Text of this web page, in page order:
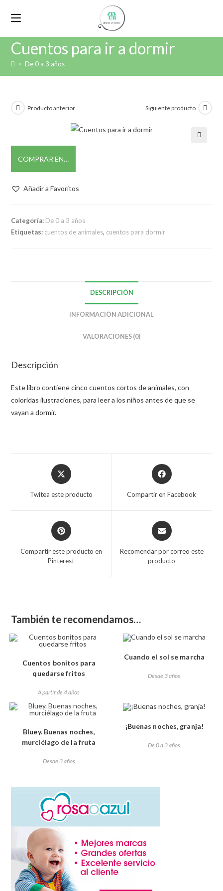
Cuentos para ir a dormir
> De 0 a 3 años
Producto anterior Siguiente producto
COMPRAR EN…
Añadir a Favoritos
Categoría: De 0 a 3 años
Etiquetas: cuentos de animales, cuentos para dormir
DESCRIPCIÓN
INFORMACIÓN ADICIONAL
VALORACIONES (0)
Descripción
Este libro contiene cinco cuentos cortos de animales, con
coloridas ilustraciones, para leer a los niños antes de que se
vayan a dormir.
Twitea este producto Compartir en Facebook
Compartir este producto en
Pinterest
Recomendar por correo este
producto
También te recomendamos…
Cuentos bonitos para
quedarse fritos
A partir de 4 años
Cuando el sol se marcha
Desde 3 años
Bluey. Buenas noches,
murciélago de la fruta
Desde 3 años
¡Buenas noches, granja!
De 0 a 3 años